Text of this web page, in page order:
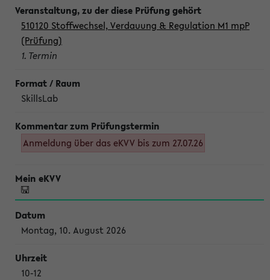
510120 Stoffwechsel, Verdauung & Regulation M1 mpP
(Prüfung)
1. Termin
SkillsLab
Anmeldung über das eKVV bis zum 27.07.26
Montag, 10. August 2026
10-12